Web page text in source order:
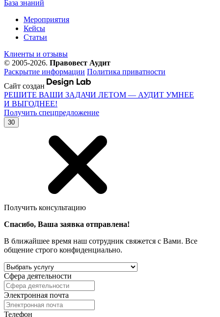
База знаний
Мероприятия
Кейсы
Статьи
Клиенты и отзывы
© 2005-2026. Правовест Аудит
Раскрытие информации Политика приватности
Сайт создан
РЕШИТЕ ВАШИ ЗАДАЧИ ЛЕТОМ — АУДИТ УМНЕЕ
И ВЫГОДНЕЕ!
Получить спецпредложение
30
Получить консультацию
Спасибо, Ваша заявка отправлена!
В ближайшее время наш сотрудник свяжется с Вами. Все
общение строго конфиденциально.
Сфера деятельности
Электронная почта
Телефон